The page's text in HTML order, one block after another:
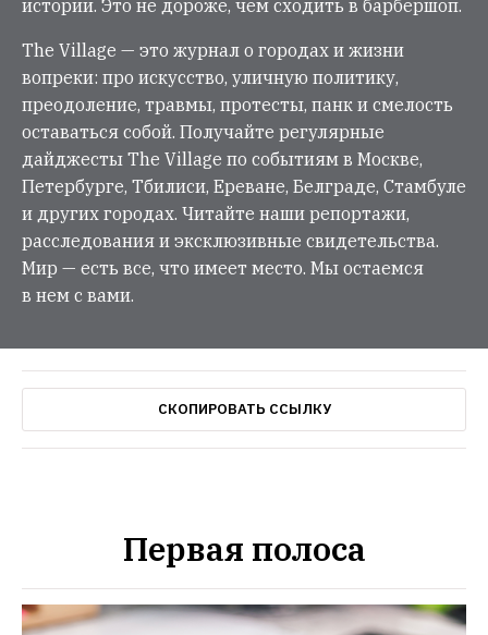
истории. Это не дороже, чем сходить в барбершоп.
The Village — это журнал о городах и жизни
вопреки: про искусство, уличную политику,
преодоление, травмы, протесты, панк и смелость
оставаться собой. Получайте регулярные
дайджесты The Village по событиям в Москве,
Петербурге, Тбилиси, Ереване, Белграде, Стамбуле
и других городах. Читайте наши репортажи,
расследования и эксклюзивные свидетельства.
Мир — есть все, что имеет место. Мы остаемся
в нем с вами.
СКОПИРОВАТЬ ССЫЛКУ
Первая полоса